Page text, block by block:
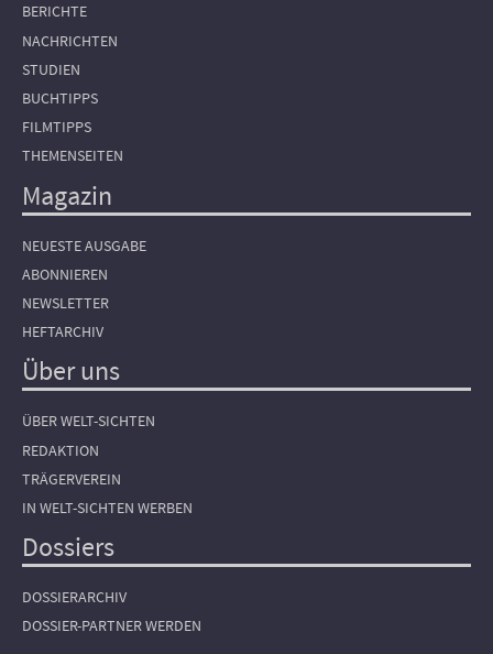
BERICHTE
NACHRICHTEN
STUDIEN
BUCHTIPPS
FILMTIPPS
THEMENSEITEN
Magazin
NEUESTE AUSGABE
ABONNIEREN
NEWSLETTER
HEFTARCHIV
Über uns
ÜBER WELT-SICHTEN
REDAKTION
TRÄGERVEREIN
IN WELT-SICHTEN WERBEN
Dossiers
DOSSIERARCHIV
DOSSIER-PARTNER WERDEN